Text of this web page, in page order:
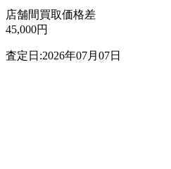
店舗間買取価格差
45,000円
査定日:2026年07月07日